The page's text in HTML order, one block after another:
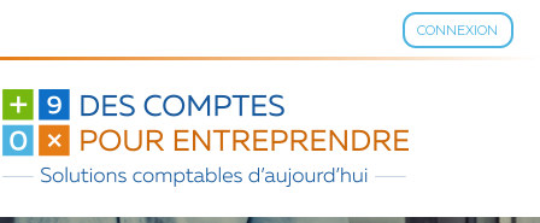
CONNEXION
Aller
contenu